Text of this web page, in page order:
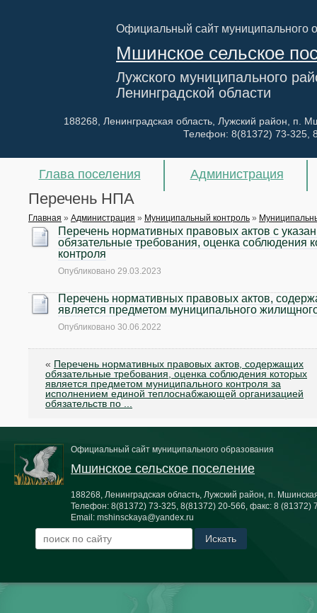
Официальный сайт муниципального
Мшинское сельское
Лужского муниципального
Ленинградской области
188268, Ленинградская область, Лужский район, п.
Телефон: 8(81372) 73-325,
Глава поселения Администрация
Перечень НПА
Главная » Администрация » Муниципальный контроль »
Перечень нормативных правовых актов с
обязательные требования, оценка соблюдения
контроля
Опубликовано 29.03.2023
Перечень нормативных правовых актов,
является предметом муниципального
Опубликовано 30.06.2022
« Перечень нормативных правовых актов, содержащих
обязательные требования, оценка соблюдения которых
является предметом муниципального контроля за
исполнением единой теплоснабжающей организацией
обязательств по ...
Официальный сайт муниципального образования
Мшинское сельское поселение
188268, Ленинградская область, Лужский район, п.
Телефон: 8(81372) 73-325, 8(81372) 20-566, факс: 8 (81372)
Email: mshinsckaya@yandex.ru